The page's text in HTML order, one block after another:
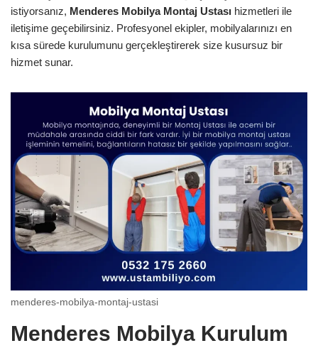
istiyorsanız, Menderes Mobilya Montaj Ustası hizmetleri ile
iletişime geçebilirsiniz. Profesyonel ekipler, mobilyalarınızı en
kısa sürede kurulumunu gerçekleştirerek size kusursuz bir
hizmet sunar.
menderes-mobilya-montaj-ustasi
Menderes Mobilya Kurulum